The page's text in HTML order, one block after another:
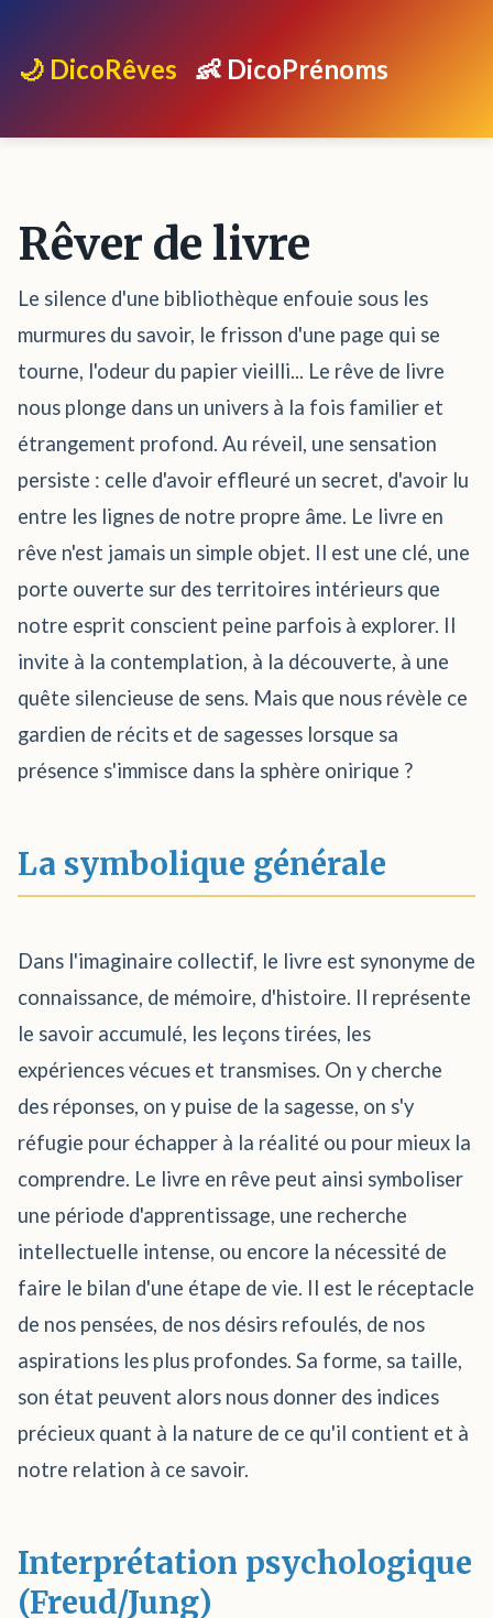
🌙 DicoRêves 👶 DicoPrénoms
Rêver de livre
Le silence d'une bibliothèque enfouie sous les
murmures du savoir, le frisson d'une page qui se
tourne, l'odeur du papier vieilli... Le rêve de livre
nous plonge dans un univers à la fois familier et
étrangement profond. Au réveil, une sensation
persiste : celle d'avoir effleuré un secret, d'avoir lu
entre les lignes de notre propre âme. Le livre en
rêve n'est jamais un simple objet. Il est une clé, une
porte ouverte sur des territoires intérieurs que
notre esprit conscient peine parfois à explorer. Il
invite à la contemplation, à la découverte, à une
quête silencieuse de sens. Mais que nous révèle ce
gardien de récits et de sagesses lorsque sa
présence s'immisce dans la sphère onirique ?
La symbolique générale
Dans l'imaginaire collectif, le livre est synonyme de
connaissance, de mémoire, d'histoire. Il représente
le savoir accumulé, les leçons tirées, les
expériences vécues et transmises. On y cherche
des réponses, on y puise de la sagesse, on s'y
réfugie pour échapper à la réalité ou pour mieux la
comprendre. Le livre en rêve peut ainsi symboliser
une période d'apprentissage, une recherche
intellectuelle intense, ou encore la nécessité de
faire le bilan d'une étape de vie. Il est le réceptacle
de nos pensées, de nos désirs refoulés, de nos
aspirations les plus profondes. Sa forme, sa taille,
son état peuvent alors nous donner des indices
précieux quant à la nature de ce qu'il contient et à
notre relation à ce savoir.
Interprétation psychologique
(Freud/Jung)